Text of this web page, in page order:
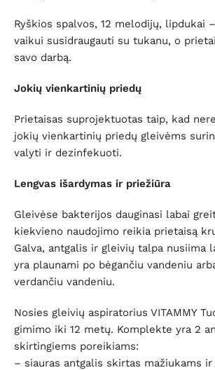
Ryškios spalvos, 12 melodijų, lipdukai
vaikui susidraugauti su tukanu, o
savo darbą.
Jokių vienkartinių priedų
Prietaisas suprojektuotas taip, kad
jokių vienkartinių priedų gleivėms
valyti ir dezinfekuoti.
Lengvas išardymas ir priežiūra
Gleivėse bakterijos dauginasi labai
kiekvieno naudojimo reikia prietaisą
Galva, antgalis ir gleivių talpa nusiima
yra plaunami po bėgančiu vandeniu
verdančiu vandeniu.
Nosies gleivių aspiratorius VITAMMY
gimimo iki 12 metų. Komplekte yra 2
skirtingiems poreikiams:
– siauras antgalis skirtas mažiukams